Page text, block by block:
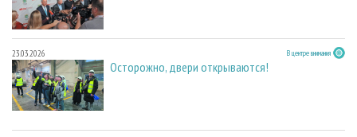
23.03.2026 В центре внимания
Осторожно, двери открываются!